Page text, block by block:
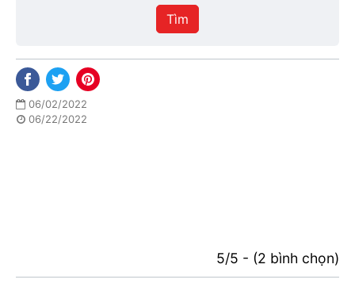
hiện
Tìm
06/02/2022
06/22/2022
5/5 - (2 bình chọn)